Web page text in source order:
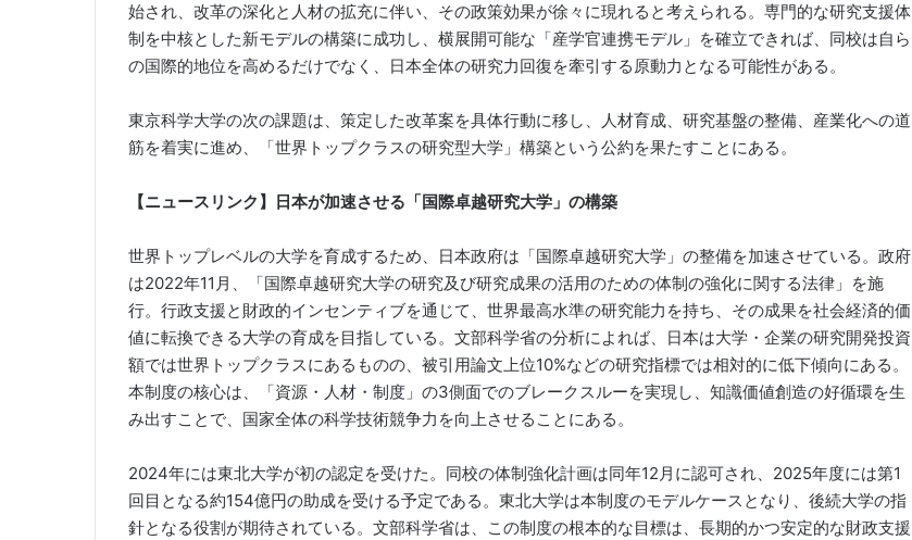
始され、改革の深化と人材の拡充に伴い、その政策効果が徐々に現れると考えられる。専門的な研究支援体
制を中核とした新モデルの構築に成功し、横展開可能な「産学官連携モデル」を確立できれば、同校は自ら
の国際的地位を高めるだけでなく、日本全体の研究力回復を牽引する原動力となる可能性がある。
東京科学大学の次の課題は、策定した改革案を具体行動に移し、人材育成、研究基盤の整備、産業化への道
筋を着実に進め、「世界トップクラスの研究型大学」構築という公約を果たすことにある。
【ニュース リンク 】日本が加速させる「国際卓越研究大学」の構築
世界トップレベルの大学を育成するため、日本政府は「国際卓越研究大学」の整備を加速させている。政府
は2022年11月、「国際卓越研究大学の研究及び研究成果の活用のための体制の強化に関する法律」を施
行。行政支援と財政的インセンティブを通じて、世界最高水準の研究能力を持ち、その成果を社会経済的価
値に転換できる大学の育成を目指している。文部科学省の分析によれば、日本は大学・企業の研究開発投資
額では世界トップクラスにあるものの、被引用論文上位10%などの研究指標では相対的に低下傾向にある。
本制度の核心は、「資源・人材・制度」の3側面でのブレークスルーを実現し、知識価値創造の好循環を生
み出すことで、国家全体の科学技術競争力を向上させることにある。
2024年には東北大学が初の認定を受けた。同校の体制強化計画は同年12月に認可され、2025年度には第1
回目となる約154億円の助成を受ける予定である。東北大学は本制度のモデルケースとなり、後続大学の指
針となる役割が期待されている。文部科学省は、この制度の根本的な目標は、長期的かつ安定的な財政支援